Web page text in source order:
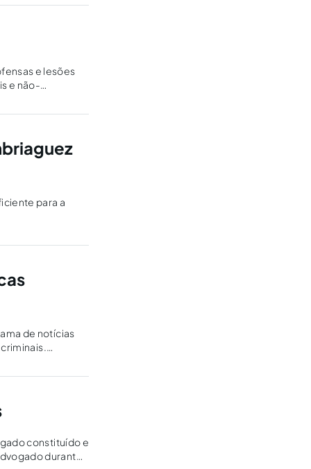
e lesões
e não-
para a
de notícias
constituído e
durante